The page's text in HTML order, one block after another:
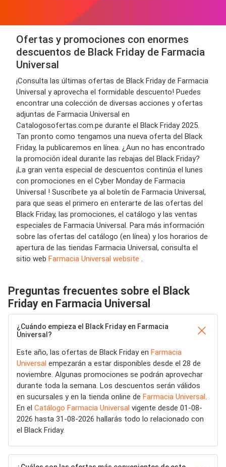
Ofertas y promociones con enormes
descuentos de Black Friday de Farmacia
Universal
¡Consulta las últimas ofertas de Black Friday de Farmacia
Universal y aprovecha el formidable descuento! Puedes
encontrar una colección de diversas acciones y ofertas
adjuntas de Farmacia Universal en
Catalogosofertas.com.pe durante el Black Friday 2025.
Tan pronto como tengamos una nueva oferta del Black
Friday, la publicaremos en línea. ¿Aun no has encontrado
la promoción ideal durante las rebajas del Black Friday?
¡La gran venta especial de descuentos continúa el lunes
con promociones en el Cyber Monday de Farmacia
Universal ! Suscríbete ya al boletín de Farmacia Universal,
para que seas el primero en enterarte de las ofertas del
Black Friday, las promociones, el catálogo y las ventas
especiales de Farmacia Universal. Para más información
sobre las ofertas del catálogo (en línea) y los horarios de
apertura de las tiendas Farmacia Universal, consulta el
sitio web Farmacia Universal website .
Preguntas frecuentes sobre el Black
Friday en Farmacia Universal
¿Cuándo empieza el Black Friday en Farmacia
Universal?
Este año, las ofertas de Black Friday en Farmacia
Universal empezarán a estar disponibles desde el 28 de
noviembre. Algunas promociones se podrán aprovechar
durante toda la semana. Los descuentos serán válidos
en sucursales y en la tienda online de Farmacia Universal.
En el Catálogo Farmacia Universal vigente desde 01-08-
2026 hasta 31-08-2026 hallarás todo lo relacionado con
el Black Friday.